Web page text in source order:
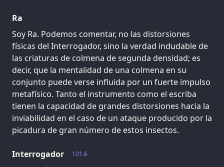
Ra
Soy Ra. Podemos comentar, no las distorsiones
físicas del Interrogador, sino la verdad indudable de
las criaturas de colmena de segunda densidad; es
decir, que la mentalidad de una colmena en su
conjunto puede verse influida por un fuerte impulso
metafísico. Tanto el instrumento como el escriba
tienen la capacidad de grandes distorsiones hacia la
inviabilidad en el caso de un ataque producido por la
picadura de gran número de estos insectos.
101.6
Interrogador